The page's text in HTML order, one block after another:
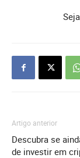
Artigo anterior
Descubra se
de investir em